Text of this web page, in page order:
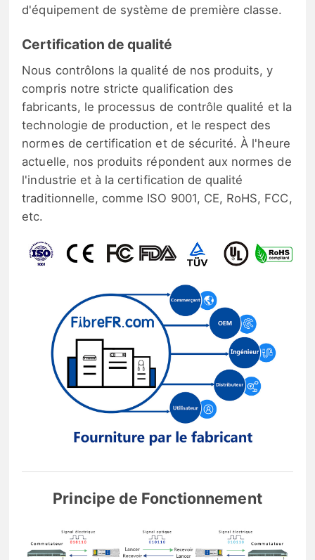
d'équipement de système de première classe.
Certification de qualité
Nous contrôlons la qualité de nos produits, y
compris notre stricte qualification des
fabricants, le processus de contrôle qualité et la
technologie de production, et le respect des
normes de certification et de sécurité. À l'heure
actuelle, nos produits répondent aux normes de
l'industrie et à la certification de qualité
traditionnelle, comme ISO 9001, CE, RoHS, FCC,
etc.
Principe de Fonctionnement